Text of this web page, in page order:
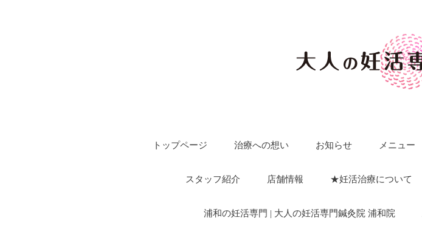
トップページ 治療への想い お知らせ メニュー
スタッフ紹介 店舗情報 ★妊活治療について
浦和の妊活専門 | 大人の妊活専門鍼灸院 浦和院